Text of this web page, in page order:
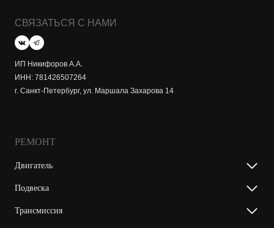
СВЯЗАТЬСЯ С НАМИ
ИП Никифоров А.А.
ИНН: 781426507264
г. Санкт-Петербург, ул. Маршала Захарова 14
РЕМОНТ
Двигатель
Подвеска
Трансмиссия